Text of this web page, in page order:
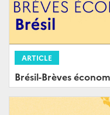
ARTICLE
Brésil-Brèves